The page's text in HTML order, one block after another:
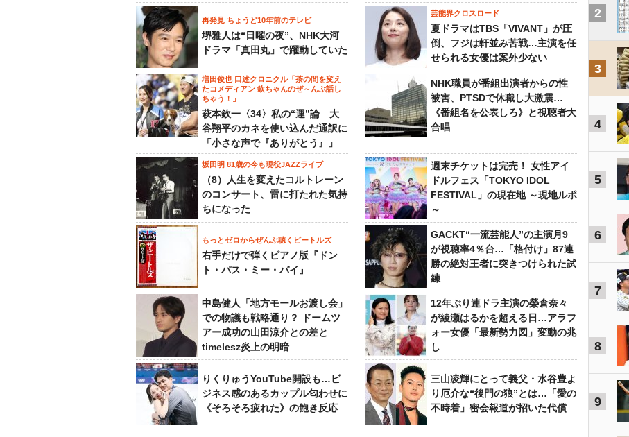
再発見 ちょうど10年前のテレビ
堺雅人は“日曜の夜”、NHK大河
ドラマ「真田丸」で躍動していた
芸能界クロスロード
夏ドラマはTBS「VIVANT」が圧
倒、フジは軒並み苦戦…主演を任
せられる女優は案外少ない
増田俊也 口述クロニクル「茶の間を変え
たコメディアン 欽ちゃんのぜ～んぶ話し
ちゃう！」
萩本欽一〈34〉私の“運”論 大
谷翔平のカネを使い込んだ通訳に
「小さな声で『ありがとう』」
NHK職員が番組出演者からの性
被害、PTSDで休職し大激震…
《番組名を公表しろ》と視聴者大
合唱
坂田明 81歳の今も現役JAZZライブ
（8）人生を変えたコルトレーン
のコンサート、雷に打たれた気持
ちになった
週末チケットは完売！ 女性アイ
ドルフェス「TOKYO IDOL
FESTIVAL」の現在地 ～現地ルポ
～
もっとゼロからぜんぶ聴くビートルズ
右手だけで弾くピアノ版『ドン
ト・パス・ミー・バイ』
GACKT“一流芸能人”の主演月9
が視聴率4％台…「格付け」87連
勝の絶対王者に突きつけられた試
練
中島健人「地方モールお渡し会」
での物議も戦略通り？ ドームツ
アー成功の山田涼介との差と
timelesz炎上の明暗
12年ぶり連ドラ主演の榮倉奈々
が綾瀬はるかを超える日…アラフ
ォー女優「最新勢力図」変動の兆
し
りくりゅうYouTube開設も…ビ
ジネス感のあるカップル匂わせに
《そろそろ疲れた》の飽き反応
三山凌輝にとって義父・水谷豊よ
り厄介な“後門の狼”とは…「愛の
不時着」密会報道が招いた代償
2
3
4
5
6
7
8
9